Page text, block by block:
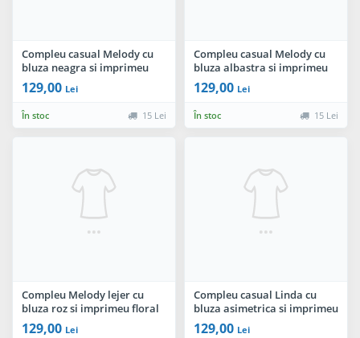
Compleu casual Melody cu
bluza neagra si imprimeu
floral By InPuff
129,00 Lei
În stoc 15 Lei
Compleu casual Melody cu
bluza albastra si imprimeu
floral By InPuff
129,00 Lei
În stoc 15 Lei
Compleu Melody lejer cu
bluza roz si imprimeu floral
By InPuff
129,00 Lei
Compleu casual Linda cu
bluza asimetrica si imprimeu
floral By InPuff
129,00 Lei